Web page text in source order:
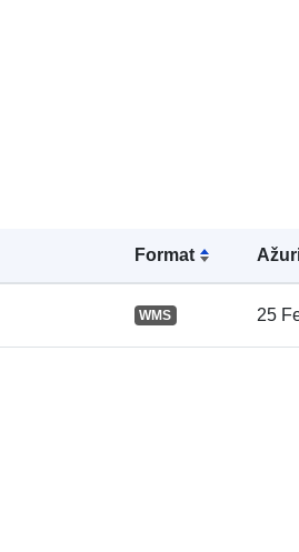
Formаt
WMS 25